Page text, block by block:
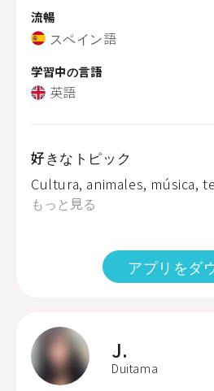
流暢
スペイン語
学習中の言語
英語
好きなトピック
Cultura, animales, música,
もっと見る
アプリをダ
J.
Duitama